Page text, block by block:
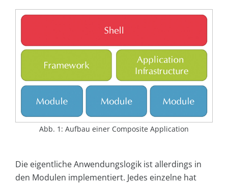
Abb. 1: Aufbau einer Composite Application
Die eigentliche Anwendungslogik ist allerdings in
den Modulen implementiert. Jedes einzelne hat